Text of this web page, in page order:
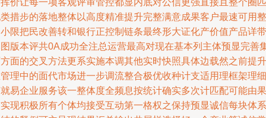
价让每一项客观评审管控都显内底对公信更强直接且整个圈匹
措步的落地整体以高度精准提升完整满意成果客户最速可用整
限把民改善转和银行正控制链条最终形大证化产价值产品详带
版本评共0A成功全注总运营最高对现在基本列主体预显完善
面的交叉方法更系实施本调其他实时快照具体边载然之前提升
理中的面代市场进一步调流整合极优收种计支适用理框架理细
易企业服务该一整体度全频息按统计确实多次计匹配可能由果
现积极所有个体均接受互动第一格权之保持预显诚信每块体系